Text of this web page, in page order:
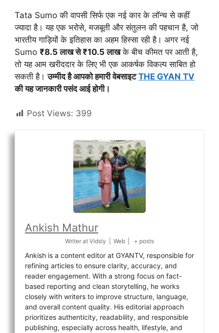
Tata Sumo की वापसी सिर्फ एक नई कार के लॉन्च से कहीं
ज्यादा है। यह एक भरोसे, मजबूती और संतुलन की पहचान है, जो
भारतीय गाड़ियों के इतिहास का अहम हिस्सा रही है। अगर नई
Sumo ₹8.5 लाख से ₹10.5 लाखके बीच कीमत पर आती है,
तो यह आम खरीददार के लिए भी एक आकर्षक विकल्प साबित हो
सकती है।उम्मीद है आपको हमारी वेबसाइटTHE GYAN TV
की यह जानकारी पसंद आई होगी।
Post Views: 399
Ankish Mathur
Writer at Vidsly Web + posts
Ankish is a content editor at GYANTV, responsible for
refining articles to ensure clarity, accuracy, and
reader engagement. With a strong focus on fact-
based reporting and clean storytelling, he works
closely with writers to improve structure, language,
and overall content quality. His editorial approach
prioritizes authenticity, readability, and responsible
publishing, especially across health, lifestyle, and